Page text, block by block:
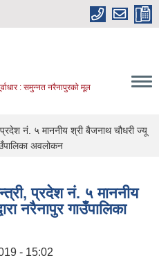
: समुन्नत नरैनापुरको मूल
प्रदेश नं. ५ माननीय श्री बैजनाथ चौधरी ज्यू
अवलोकन
प्रदेश नं. ५ माननीय
नरैनापुर गाउँपालिका
- 15:02